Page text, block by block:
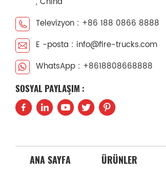
Televizyon : +86 188 0866 8888
E -posta : info@fire-trucks.com
WhatsApp : +8618808668888
SOSYAL PAYLAŞIM :
ANA SAYFA ÜRÜNLER